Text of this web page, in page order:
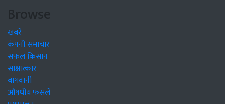
Browse
खबरें
कंपनी समाचार
सफल किसान
साक्षात्कार
बागवानी
औषधीय फसलें